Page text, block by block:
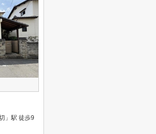
」駅 徒歩9